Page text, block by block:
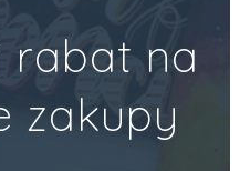
rabat na
zakupy